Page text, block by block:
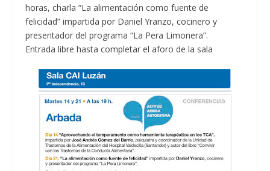
horas, charla “La alimentación como fuente de
felicidad” impartida por Daniel Yranzo, cocinero y
presentador del programa “La Pera Limonera”.
Entrada libre hasta completar el aforo de la sala